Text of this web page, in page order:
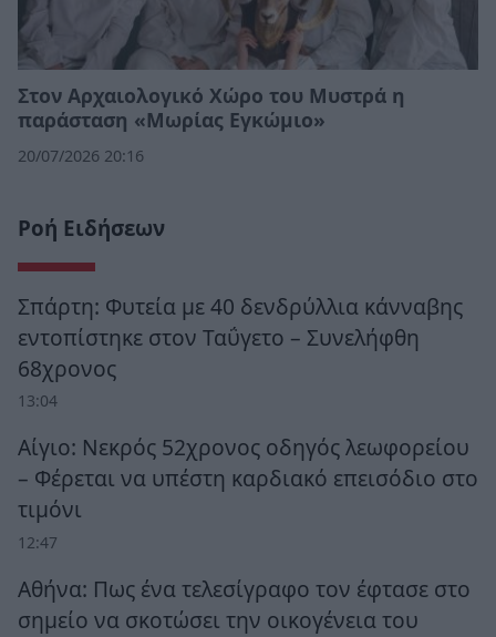
Στον Αρχαιολογικό Χώρο του Μυστρά η
παράσταση «Μωρίας Εγκώμιο»
20/07/2026 20:16
Ροή Ειδήσεων
Σπάρτη: Φυτεία με 40 δενδρύλλια κάνναβης
εντοπίστηκε στον Ταΰγετο – Συνελήφθη
68χρονος
13:04
Αίγιο: Νεκρός 52χρονος οδηγός λεωφορείου
– Φέρεται να υπέστη καρδιακό επεισόδιο στο
τιμόνι
12:47
Αθήνα: Πως ένα τελεσίγραφο τον έφτασε στο
σημείο να σκοτώσει την οικογένεια του